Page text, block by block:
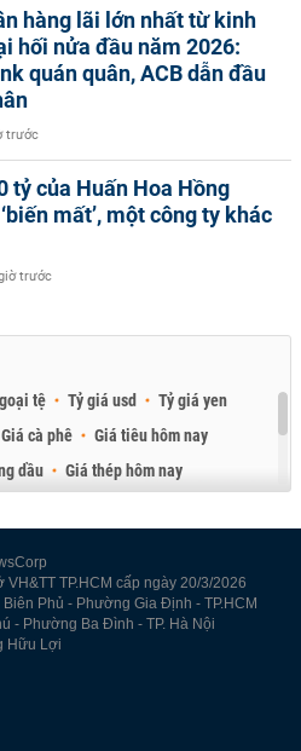
hàng lãi lớn nhất từ kinh
hối nửa đầu năm 2026:
quán quân, ACB dẫn đầu
trước
tỷ của Huấn Hoa Hồng
mất’, một công ty khác
trước
tệ Tỷ giá usd
Tỷ giá yen
Giá cà phê
Giá tiêu hôm nay
dầu
Giá thép hôm nay
TP.HCM cấp ngày 20/3/2026
Phủ - Phường Gia Định - TP.HCM
- Phường Ba Đình - TP. Hà Nội
Hữu Lợi